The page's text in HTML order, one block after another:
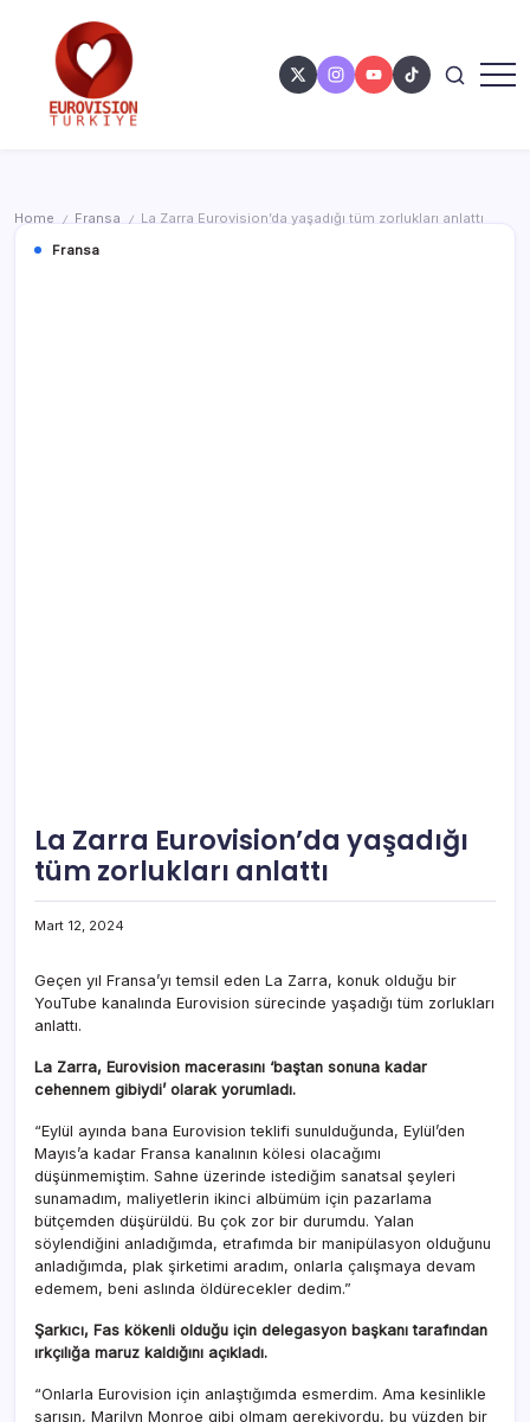
Home / Fransa /
La Zarra Eurovision’da yaşadığı tüm zorlukları anlattı
Fransa
La Zarra Eurovision’da yaşadığı
tüm zorlukları anlattı
Mart 12, 2024
Geçen yıl Fransa’yı temsil eden La Zarra, konuk olduğu bir
YouTube kanalında Eurovision sürecinde yaşadığı tüm zorlukları
anlattı.
La Zarra, Eurovision macerasını ‘baştan sonuna kadar
cehennem gibiydi’ olarak yorumladı.
“Eylül ayında bana Eurovision teklifi sunulduğunda, Eylül’den
Mayıs’a kadar Fransa kanalının kölesi olacağımı
düşünmemiştim. Sahne üzerinde istediğim sanatsal şeyleri
sunamadım, maliyetlerin ikinci albümüm için pazarlama
bütçemden düşürüldü. Bu çok zor bir durumdu. Yalan
söylendiğini anladığımda, etrafımda bir manipülasyon olduğunu
anladığımda, plak şirketimi aradım, onlarla çalışmaya devam
edemem, beni aslında öldürecekler dedim.”
Şarkıcı, Fas kökenli olduğu için delegasyon başkanı tarafından
ırkçılığa maruz kaldığını açıkladı.
“Onlarla Eurovision için anlaştığımda esmerdim. Ama kesinlikle
sarışın, Marilyn Monroe gibi olmam gerekiyordu, bu yüzden bir